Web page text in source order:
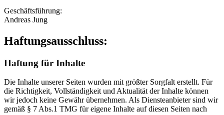
Geschäftsführung:
Andreas Jung
Haftungsausschluss:
Haftung für Inhalte
Die Inhalte unserer Seiten wurden mit größter Sorgfalt erstellt. Für
die Richtigkeit, Vollständigkeit und Aktualität der Inhalte können
wir jedoch keine Gewähr übernehmen. Als Diensteanbieter sind wir
gemäß § 7 Abs.1 TMG für eigene Inhalte auf diesen Seiten nach